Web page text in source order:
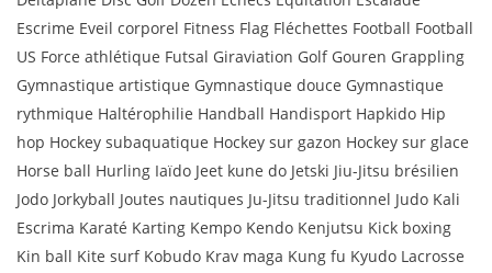
Escrime Eveil corporel Fitness Flag Fléchettes Football Football
US Force athlétique Futsal Giraviation Golf Gouren Grappling
Gymnastique artistique Gymnastique douce Gymnastique
rythmique Haltérophilie Handball Handisport Hapkido Hip
hop Hockey subaquatique Hockey sur gazon Hockey sur glace
Horse ball Hurling Iaïdo Jeet kune do Jetski Jiu-Jitsu brésilien
Jodo Jorkyball Joutes nautiques Ju-Jitsu traditionnel Judo Kali
Escrima Karaté Karting Kempo Kendo Kenjutsu Kick boxing
Kin ball Kite surf Kobudo Krav maga Kung fu Kyudo Lacrosse